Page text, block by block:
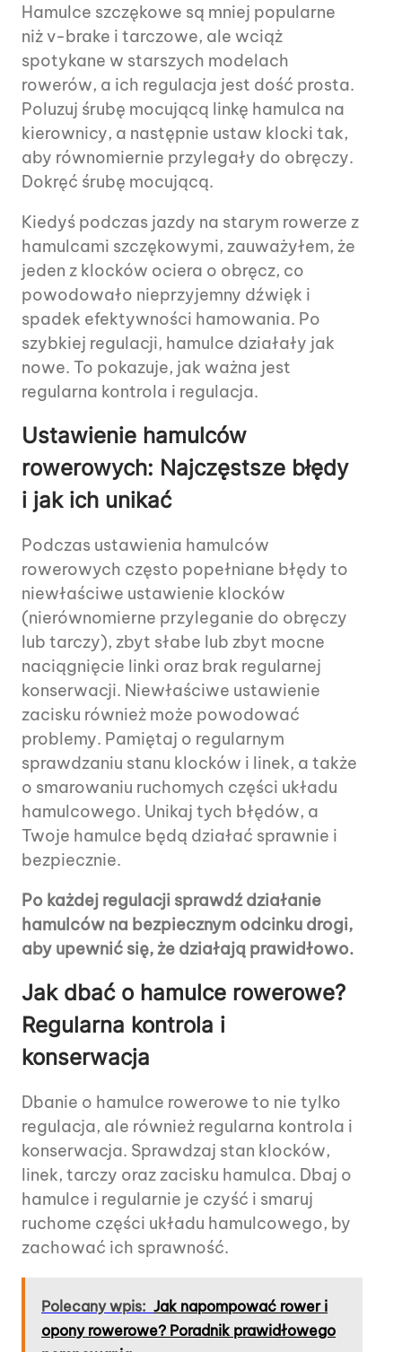
Hamulce szczękowe są mniej popularne
niż v-brake i tarczowe, ale wciąż
spotykane w starszych modelach
rowerów, a ich regulacja jest dość prosta.
Poluzuj śrubę mocującą linkę hamulca na
kierownicy, a następnie ustaw klocki tak,
aby równomiernie przylegały do obręczy.
Dokręć śrubę mocującą.
Kiedyś podczas jazdy na starym rowerze z
hamulcami szczękowymi, zauważyłem, że
jeden z klocków ociera o obręcz, co
powodowało nieprzyjemny dźwięk i
spadek efektywności hamowania. Po
szybkiej regulacji, hamulce działały jak
nowe. To pokazuje, jak ważna jest
regularna kontrola i regulacja.
Ustawienie hamulców
rowerowych: Najczęstsze błędy
i jak ich unikać
Podczas ustawienia hamulców
rowerowych często popełniane błędy to
niewłaściwe ustawienie klocków
(nierównomierne przyleganie do obręczy
lub tarczy), zbyt słabe lub zbyt mocne
naciągnięcie linki oraz brak regularnej
konserwacji. Niewłaściwe ustawienie
zacisku również może powodować
problemy. Pamiętaj o regularnym
sprawdzaniu stanu klocków i linek, a także
o smarowaniu ruchomych części układu
hamulcowego. Unikaj tych błędów, a
Twoje hamulce będą działać sprawnie i
bezpiecznie.
Po każdej regulacji sprawdź działanie
hamulców na bezpiecznym odcinku drogi,
aby upewnić się, że działają prawidłowo.
Jak dbać o hamulce rowerowe?
Regularna kontrola i
konserwacja
Dbanie o hamulce rowerowe to nie tylko
regulacja, ale również regularna kontrola i
konserwacja. Sprawdzaj stan klocków,
linek, tarczy oraz zacisku hamulca. Dbaj o
hamulce i regularnie je czyść i smaruj
ruchome części układu hamulcowego, by
zachować ich sprawność.
Polecany wpis: Jak napompować rower i
opony rowerowe? Poradnik prawidłowego